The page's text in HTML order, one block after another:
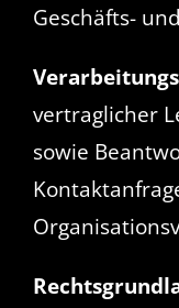
Geschäfts-
vertraglicher
sowie